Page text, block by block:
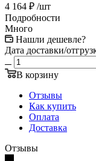
4 164 ₽ /шт
Подробности
Много
Нашли дешевле?
Дата доставки/
В корзину
Отзывы
Как купить
Оплата
Доставка
Отзывы